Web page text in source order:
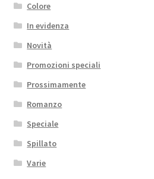
Colore
In evidenza
Novità
Promozioni speciali
Prossimamente
Romanzo
Speciale
Spillato
Varie